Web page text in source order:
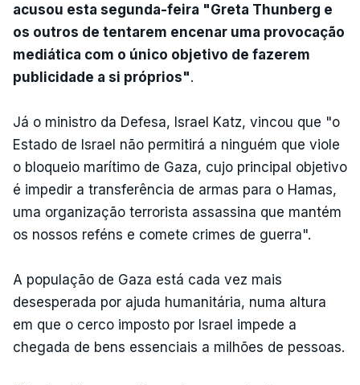
acusou esta segunda-feira "Greta Thunberg e
os outros de tentarem encenar uma provocação
mediática com o único objetivo de fazerem
publicidade a si próprios".
Já o ministro da Defesa, Israel Katz, vincou que "o
Estado de Israel não permitirá a ninguém que viole
o bloqueio marítimo de Gaza, cujo principal objetivo
é impedir a transferência de armas para o Hamas,
uma organização terrorista assassina que mantém
os nossos reféns e comete crimes de guerra".
A população de Gaza está cada vez mais
desesperada por ajuda humanitária, numa altura
em que o cerco imposto por Israel impede a
chegada de bens essenciais a milhões de pessoas.